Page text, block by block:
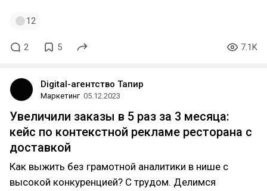
12
2 5 7.1K
Digital-агентство Тапир
Маркетинг 05.12.2023
Увеличили заказы в 5 раз за 3 месяца:
кейс по контекстной рекламе ресторана с
доставкой
Как выжить без грамотной аналитики в нише с
высокой конкуренцией? С трудом. Делимся